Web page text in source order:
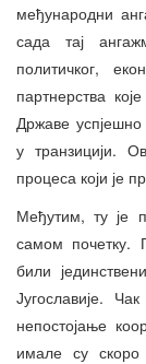
међународни
сада тај
политичког,
партнерства
Државе
у транзицији.
процеса који је
Међутим, ту је
самом почетку.
били
Југославије.
непостојање
имале су